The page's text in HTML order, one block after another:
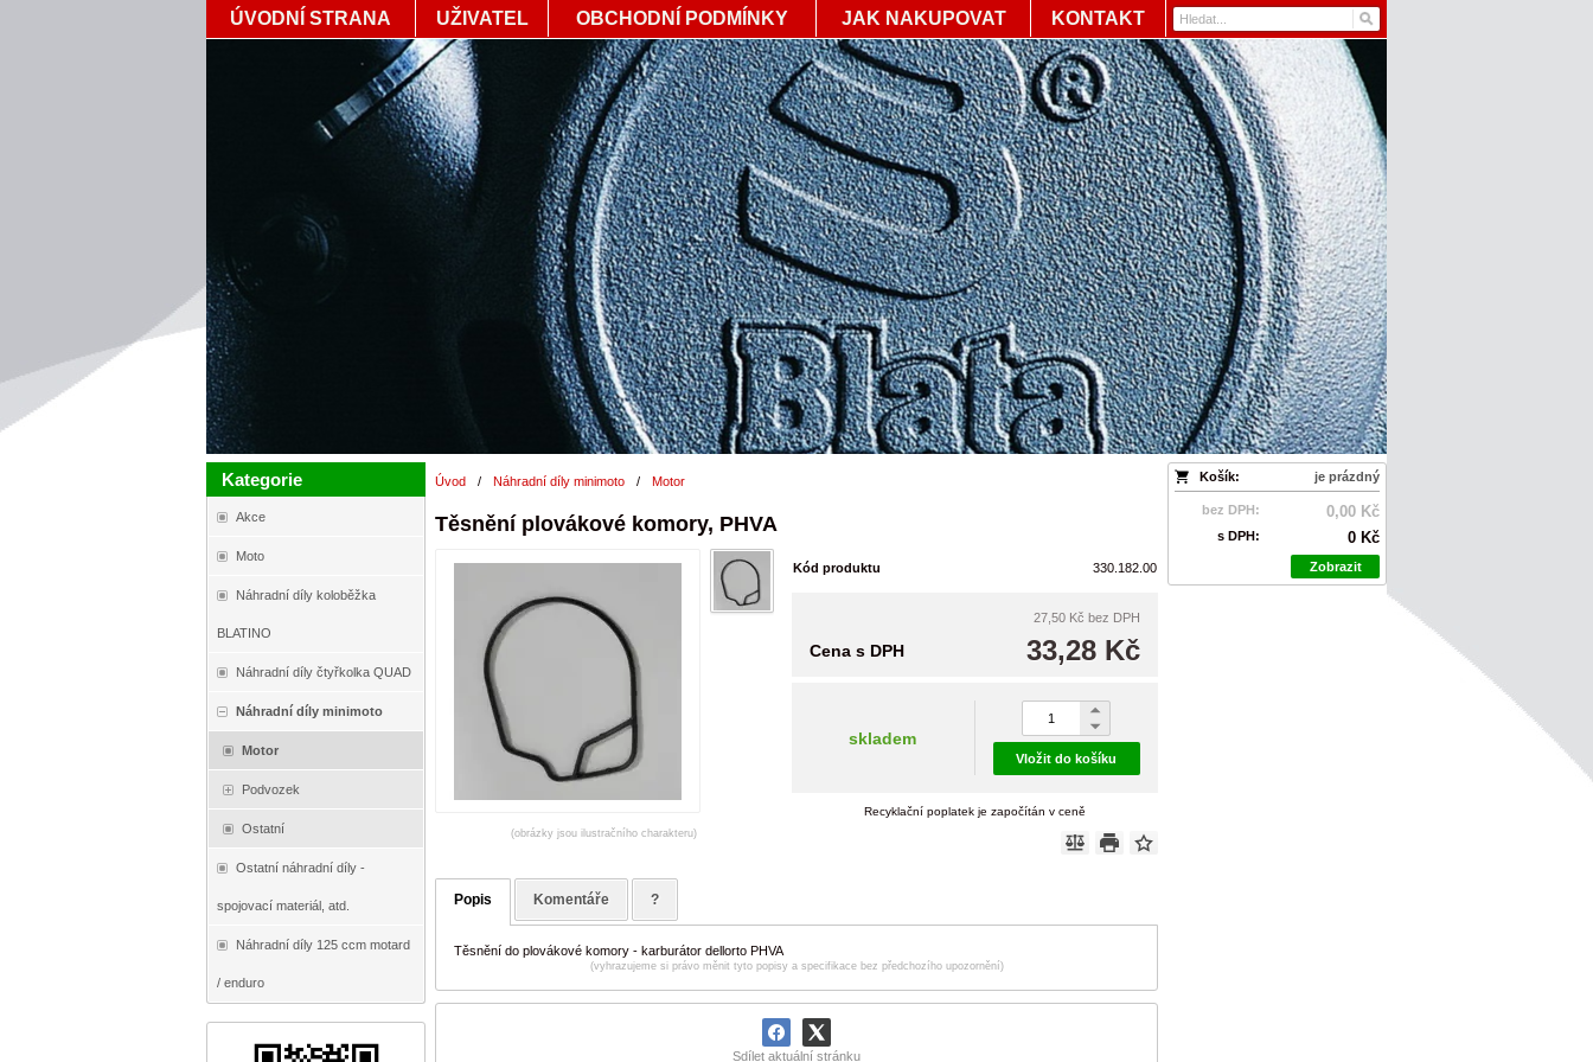
ÚVODNÍ STRANA UŽIVATEL OBCHODNÍ PODMÍNKY JAK NAKUPOVAT KONTAKT
Kategorie
Akce
Moto
Náhradní díly koloběžka
BLATINO
Náhradní díly čtyřkolka QUAD
Náhradní díly minimoto
Motor
Podvozek
Ostatní
Ostatní náhradní díly -
spojovací materiál, atd.
Náhradní díly 125 ccm motard
/ enduro
Košík: je prázdný
bez DPH: 0,00 Kč
s DPH: 0 Kč
Zobrazit
Úvod / Náhradní díly minimoto / Motor
Těsnění plovákové komory, PHVA
(obrázky jsou ilustračního charakteru)
Kód produktu 330.182.00
27,50 Kč bez DPH
33,28 Kč
Cena s DPH
skladem
Vložit do košíku
Recyklační poplatek je započítán v ceně
Popis Komentáře ?
Těsnění do plovákové komory - karburátor dellorto PHVA
(vyhrazujeme si právo měnit tyto popisy a specifikace bez předchozího upozornění)
Sdílet aktuální stránku